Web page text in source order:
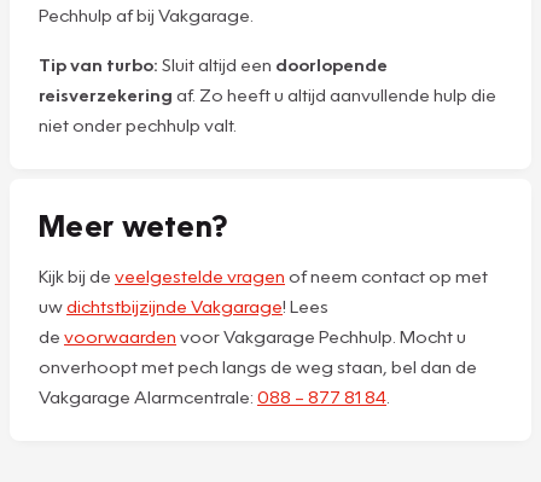
Pechhulp af bij Vakgarage.
Tip van turbo: Sluit altijd een doorlopende
reisverzekering af. Zo heeft u altijd aanvullende hulp die
niet onder pechhulp valt.
Meer weten?
Kijk bij de veelgestelde vragen of neem contact op met
uwdichtstbijzijnde Vakgarage! Lees
de voorwaarden voor Vakgarage Pechhulp. Mocht u
onverhoopt met pech langs de weg staan, bel dan de
Vakgarage Alarmcentrale: 088 – 877 81 84